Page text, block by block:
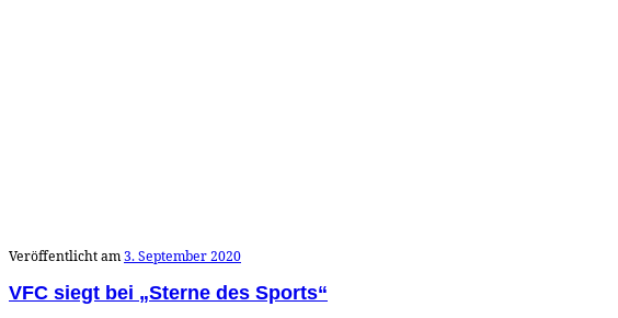
Veröffentlicht am3. September 2020
VFC siegt bei „Sterne des Sports“